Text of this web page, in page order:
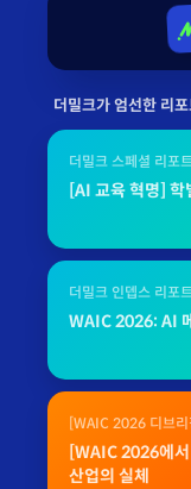
더밀크가 엄선한 리
더밀크 스페셜 리포
[AI 교육 혁명] 학
더밀크 인뎁스 리포
WAIC 2026: AI
[WAIC 2026 디브
[WAIC 2026에
산업의 실체